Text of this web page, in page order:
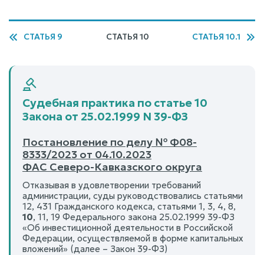
СТАТЬЯ 9 СТАТЬЯ 10 СТАТЬЯ 10.1
Судебная практика по статье 10
Закона от 25.02.1999 N 39-ФЗ
Постановление по делу № Ф08-
8333/2023 от 04.10.2023
ФАС Северо-Кавказского округа
Отказывая в удовлетворении требований
администрации, суды руководствовались статьями
12, 431 Гражданского кодекса, статьями 1, 3, 4, 8,
10, 11, 19 Федерального закона 25.02.1999 39-ФЗ
«Об инвестиционной деятельности в Российской
Федерации, осуществляемой в форме капитальных
вложений» (далее – Закон 39-ФЗ)